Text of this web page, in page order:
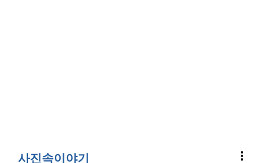
사진속이야기 more_vert